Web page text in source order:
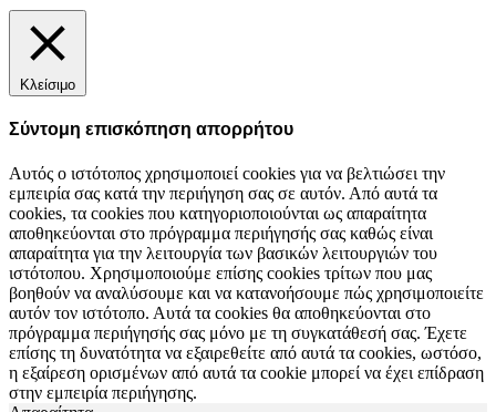
Κλείσιμο
Σύντομη επισκόπηση απορρήτου
Αυτός ο ιστότοπος χρησιμοποιεί cookies για να βελτιώσει την
εμπειρία σας κατά την περιήγηση σας σε αυτόν. Από αυτά τα
cookies, τα cookies που κατηγοριοποιούνται ως απαραίτητα
αποθηκεύονται στο πρόγραμμα περιήγησής σας καθώς είναι
απαραίτητα για την λειτουργία των βασικών λειτουργιών του
ιστότοπου. Χρησιμοποιούμε επίσης cookies τρίτων που μας
βοηθούν να αναλύσουμε και να κατανοήσουμε πώς χρησιμοποιείτε
αυτόν τον ιστότοπο. Αυτά τα cookies θα αποθηκεύονται στο
πρόγραμμα περιήγησής σας μόνο με τη συγκατάθεσή σας. Έχετε
επίσης τη δυνατότητα να εξαιρεθείτε από αυτά τα cookies, ωστόσο,
η εξαίρεση ορισμένων από αυτά τα cookie μπορεί να έχει επίδραση
στην εμπειρία περιήγησης.